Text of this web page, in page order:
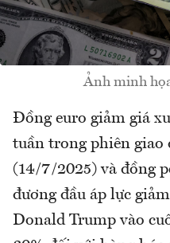
Ảnh minh
Đồng euro giảm giá
tuần trong phiên giao
(14/7/2025) và đồng
đương đầu áp lực
Donald Trump vào